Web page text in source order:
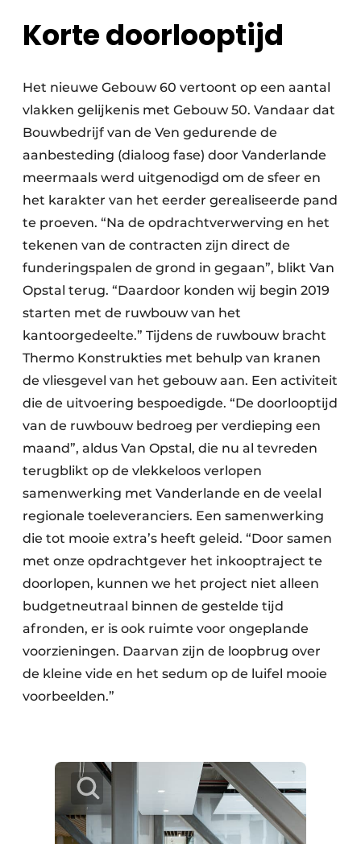
Korte doorlooptijd
Het nieuwe Gebouw 60 vertoont op een aantal
vlakken gelijkenis met Gebouw 50. Vandaar dat
Bouwbedrijf van de Ven gedurende de
aanbesteding (dialoog fase) door Vanderlande
meermaals werd uitgenodigd om de sfeer en
het karakter van het eerder gerealiseerde pand
te proeven. “Na de opdrachtverwerving en het
tekenen van de contracten zijn direct de
funderingspalen de grond in gegaan”, blikt Van
Opstal terug. “Daardoor konden wij begin 2019
starten met de ruwbouw van het
kantoorgedeelte.” Tijdens de ruwbouw bracht
Thermo Konstrukties met behulp van kranen
de vliesgevel van het gebouw aan. Een activiteit
die de uitvoering bespoedigde. “De doorlooptijd
van de ruwbouw bedroeg per verdieping een
maand”, aldus Van Opstal, die nu al tevreden
terugblikt op de vlekkeloos verlopen
samenwerking met Vanderlande en de veelal
regionale toeleveranciers. Een samenwerking
die tot mooie extra’s heeft geleid. “Door samen
met onze opdrachtgever het inkooptraject te
doorlopen, kunnen we het project niet alleen
budgetneutraal binnen de gestelde tijd
afronden, er is ook ruimte voor ongeplande
voorzieningen. Daarvan zijn de loopbrug over
de kleine vide en het sedum op de luifel mooie
voorbeelden.”